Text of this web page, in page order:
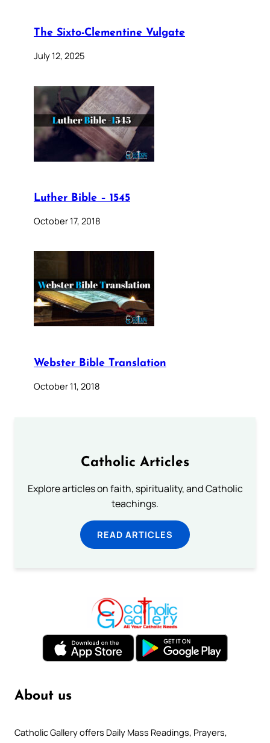
The Sixto-Clementine Vulgate
July 12, 2025
Luther Bible – 1545
October 17, 2018
Webster Bible Translation
October 11, 2018
Catholic Articles
Explore articles on faith, spirituality, and Catholic
teachings.
READ ARTICLES
About us
Catholic Gallery offers Daily Mass Readings, Prayers,